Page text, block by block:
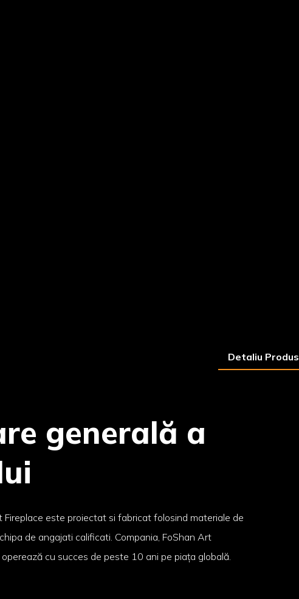
Detaliu Produs
generală a
Fireplace este proiectat si fabricat folosind materiale de
de angajati calificati. Compania, FoShan Art
operează cu succes de peste 10 ani pe piața globală.